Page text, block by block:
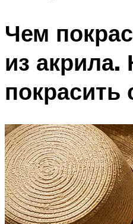
Чем
из акрила.
покрасить